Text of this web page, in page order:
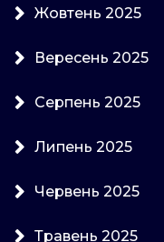
Жовтень 2025
Вересень 2025
Серпень 2025
Липень 2025
Червень 2025
Травень 2025